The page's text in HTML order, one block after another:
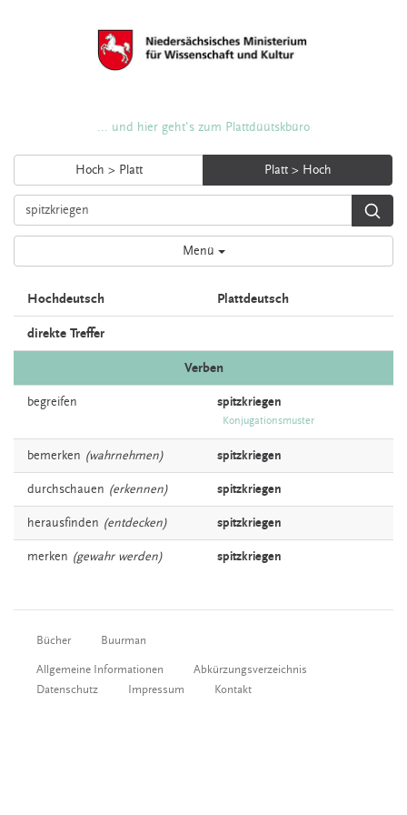
... und hier geht's zum Plattdüütskbüro
Hoch > Platt Platt > Hoch
Menü
Hochdeutsch Plattdeutsch
direkte Treffer
Verben
begreifen spitzkriegen
Konjugationsmuster
bemerken (wahrnehmen) spitzkriegen
durchschauen (erkennen) spitzkriegen
herausfinden (entdecken) spitzkriegen
merken (gewahr werden) spitzkriegen
Bücher Buurman
Allgemeine Informationen
Abkürzungsverzeichnis
Datenschutz
Impressum Kontakt